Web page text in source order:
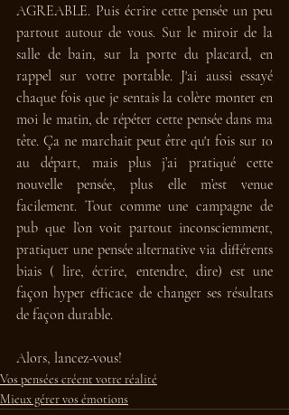
AGREABLE. Puis écrire cette pensée un peu
partout autour de vous. Sur le miroir de la
salle de bain, sur la porte du placard, en
rappel sur votre portable. J'ai aussi essayé
chaque fois que je sentais la colère monter en
moi le matin, de répéter cette pensée dans ma
tête. Ça ne marchait peut être qu'1 fois sur 10
au départ, mais plus j’ai pratiqué cette
nouvelle pensée, plus elle m’est venue
facilement. Tout comme une campagne de
pub que l’on voit partout inconsciemment,
pratiquer une pensée alternative via différents
biais ( lire, écrire, entendre, dire) est une
façon hyper efficace de changer ses résultats
de façon durable.
Alors, lancez-vous!
Vos pensées créent votre réalité
Mieux gérer vos émotions